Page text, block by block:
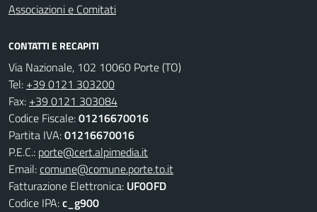
Associazioni e Comitati
CONTATTI E RECAPITI
Via Nazionale, 102 10060 Porte (TO)
Tel: +39 0121 303200
Fax: +39 0121 303084
Codice Fiscale:01216670016
Partita IVA:01216670016
P.E.C.: porte@cert.alpimedia.it
Email:comune@comune.porte.to.it
Fatturazione Elettronica: UF0OFD
Codice IPA:c_g900